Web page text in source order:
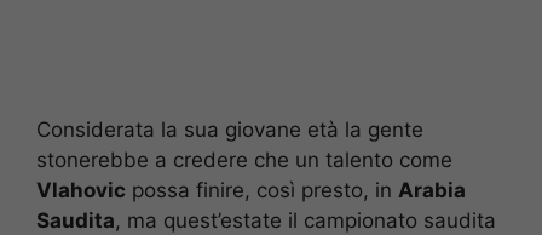
Considerata la sua giovane età la gente
stonerebbe a credere che un talento come
Vlahovic possa finire, così presto, in Arabia
Saudita, ma quest’estate il campionato saudita